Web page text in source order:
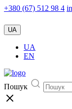
+380 (67) 512 98 4
UA
UA
EN
Пошук